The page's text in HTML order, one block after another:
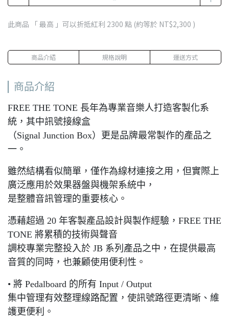
此商品 「 最高 」可以折抵紅利 2300 點 (約等於 NT$2,300 )
商品介紹 規格說明 運送方式
商品介紹
FREE THE TONE 長年為專業音樂人打造客製化系
統，其中訊號接線盒
（Signal Junction Box）更是品牌最常製作的產品之
一。
雖然結構看似簡單，僅作為線材連接之用，但實際上
廣泛應用於效果器盤與機架系統中，
是整體音訊管理的重要核心。
憑藉超過 20 年客製產品設計與製作經驗，FREE THE
TONE 將累積的技術與聲音
調校專業完整投入於 JB 系列產品之中，在提供最高
音質的同時，也兼顧使用便利性。
• 將 Pedalboard 的所有 Input / Output
集中管理有效整理線路配置，使訊號路徑更清晰、維
護更便利。